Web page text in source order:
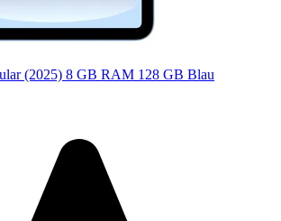
(2025) 8 GB RAM 128 GB Blau